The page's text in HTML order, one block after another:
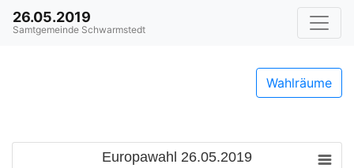
26.05.2019
Samtgemeinde Schwarmstedt
Wahlräume
Europawahl 26.05.2019